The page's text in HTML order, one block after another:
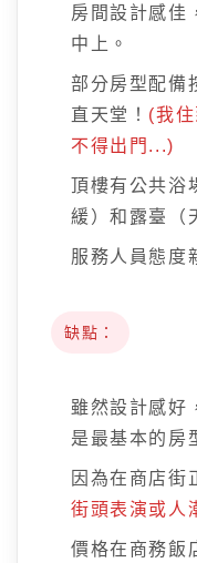
房間設計感佳
中上。
部分房型配備
直天堂！ (我
不得出門...)
頂樓有公共浴
緩）和露臺（
服務人員態度
缺點：
雖然設計感好
是最基本的房
因為在商店街
街頭表演或人
價格在商務飯